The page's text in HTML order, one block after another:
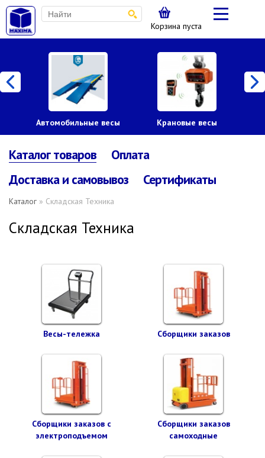
Корзина пуста
Автомобильные весы Крановые весы
Каталог товаров
Оплата
Доставка и самовывоз
Сертификаты
Каталог » Складская Техника
Складская Техника
Весы-тележка Сборщики заказов
Сборщики заказов с
электроподъемом
Сборщики заказов
самоходные